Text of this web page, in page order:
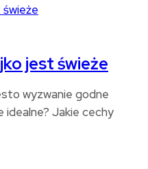
jest świeże
wyzwanie godne
idealne? Jakie cechy